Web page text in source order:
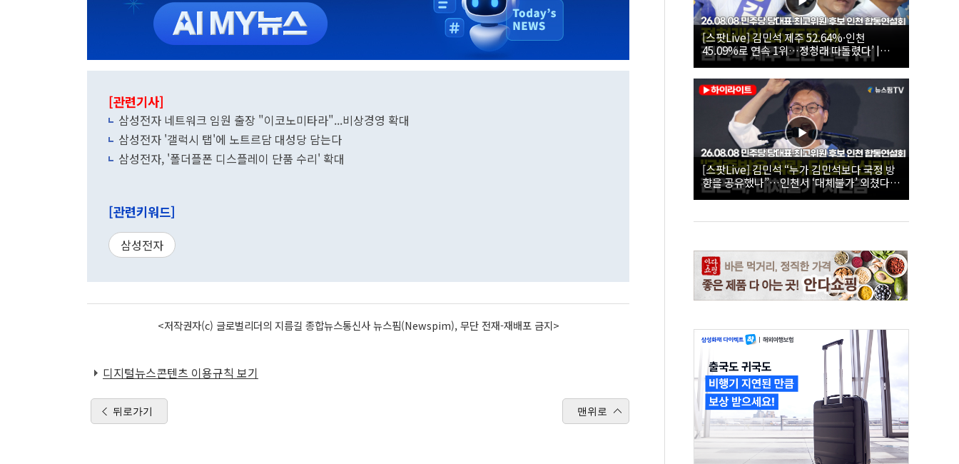
[관련기사]
삼성전자 네트워크 임원 출장 "이코노미타라"...비상경영 확대
삼성전자 '갤럭시 탭'에 노트르담 대성당 담는다
삼성전자, '폴더플폰 디스플레이 단품 수리' 확대
[관련키워드]
삼성전자
<저작권자(c) 글로벌리더의 지름길 종합뉴스통신사 뉴스핌(Newspim), 무단 전재-재배포 금지>
디지털뉴스콘텐츠 이용규칙 보기
뒤로가기 맨위로
[스팟Live] 김민석 제주 52.64%·인천
45.09%로 연속 1위…정청래 따돌렸다’ |
26.08.08 더불어민주당 당대표·최고위원 후
보 인천 합동연설회
[스팟Live] 김민석 “누가 김민석보다 국정 방
향을 공유했나”…인천서 ‘대체불가’ 외쳤다 |
26.08.08 더불어민주당 당대표·최고위원 후